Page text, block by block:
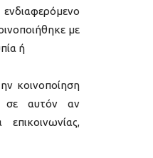
με
ή
κοινοποίηση
σε αυτόν αν